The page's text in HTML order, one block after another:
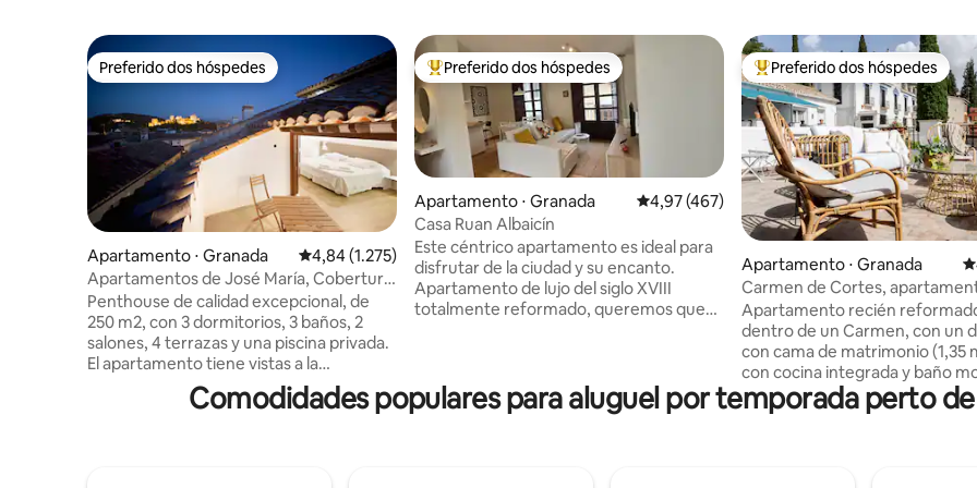
Preferido dos hóspedes
Preferido dos hóspedes
Apartamento ⋅ Granada 4,84 de uma avaliação média de 5, 1.275 avaliações
4,84 (1.275)
Apartamentos de José María, Cobertura
3 quartos...
Penthouse de calidad excepcional, de
250 m2, con 3 dormitorios, 3 baños, 2
salones, 4 terrazas y una piscina privada.
El apartamento tiene vistas a la
Alhambra, a la Catedral y al Albaicin.
Cocina muy completa, comedor para 10
Entre os melhores preferidos dos hóspedes
Preferido dos hóspedes
Apartamento ⋅ Granada 4,97 de uma avaliação média de 5, 467
4,97 (467)
Casa Ruan Albaicín
Este céntrico apartamento es ideal para
disfrutar de la ciudad y su encanto.
Apartamento de lujo del siglo XVIII
totalmente reformado, queremos que
calle más bonita y antigua de Granada,
dispone de salón-cocina con sofá y dos
Entre os melhores preferidos
Preferido dos hóspedes
Apartamento ⋅ Granada
Carmen de Cortes,
Mariana
Apartamento recién
dentro de un Carmen, con un
con cama de matrimonio (1,35
con cocina integrada y baño
En el salón hay un sofá cama
m), ideal para invitados o
Comodidades populares para aluguel por temporada perto